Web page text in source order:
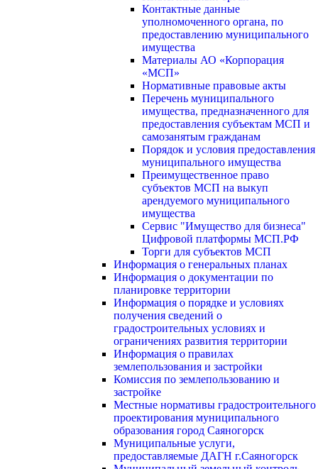
Контактные данные
уполномоченного органа, по
предоставлению муниципального
имущества
Материалы АО «Корпорация
«МСП»
Нормативные правовые акты
Перечень муниципального
имущества, предназначенного для
предоставления субъектам МСП и
самозанятым гражданам
Порядок и условия предоставления
муниципального имущества
Преимущественное право
субъектов МСП на выкуп
арендуемого муниципального
имущества
Сервис "Имущество для бизнеса"
Цифровой платформы МСП.РФ
Торги для субъектов МСП
Информация о генеральных планах
Информация о документации по
планировке территории
Информация о порядке и условиях
получения сведений о
градостроительных условиях и
ограничениях развития территории
Информация о правилах
землепользования и застройки
Комиссия по землепользованию и
застройке
Местные нормативы градостроительного
проектирования муниципального
образования город Саяногорск
Муниципальные услуги,
предоставляемые ДАГН г.Саяногорск